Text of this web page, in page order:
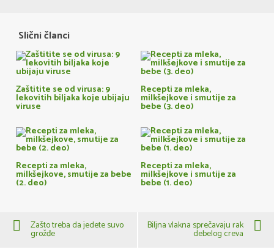
Slični članci
Zaštitite se od virusa: 9
lekovitih biljaka koje ubijaju
viruse
Recepti za mleka,
milkšejkove i smutije za
bebe (3. deo)
Recepti za mleka,
milkšejkove, smutije za bebe
(2. deo)
Recepti za mleka,
milkšejkove i smutije za
bebe (1. deo)
Zašto treba da jedete suvo
grožđe
Biljna vlakna sprečavaju rak
debelog creva